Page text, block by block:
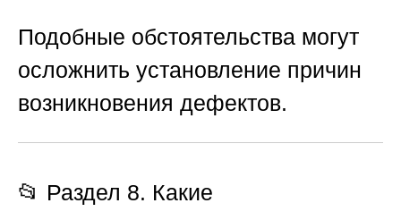
Подобные обстоятельства могут
осложнить установление причин
возникновения дефектов.
📂 Раздел 8. Какие